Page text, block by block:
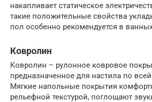
накапливает статическое
такие положительные свойства
пол особенно рекомендуется в
Ковролин
Ковролин – рулонное ковровое
предназначенное для настила по
Мягкие напольные покрытия
рельефной текстурой, поглощают